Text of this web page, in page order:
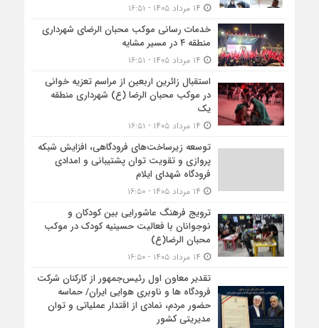
خدمات رسانی موکب محبان الرضای شهرداری
منطقه ۴ در مسیر مشایه
استقبال زائرین اربعین از مراسم تعزیه خوانی
در موکب محبان الرضا (ع) شهرداری منطقه
یک
توسعه زیرساخت‌های فرودگاهی، افزایش شبکه
پروازی و تقویت توان پشتیبانی و امدادی
فرودگاه شهدای ایلام
ترویج فرهنگ عاشورایی بین کودکان و
نوجوانان با فعالیت حسینیه کودک در موکب
محبان الرضا(ع)
تقدیر معاون اول رئیس‌جمهور از کارکنان شرکت
فرودگاه ها و ناوبری هوایی ایران/ حماسه
حضور مردم، نمادی از اقتدار عملیاتی و توان
مدیریتی کشور